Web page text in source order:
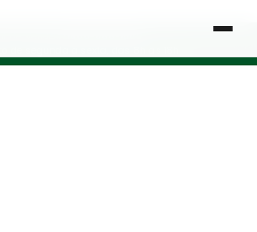
segunda a sexta, das 8h às 18h